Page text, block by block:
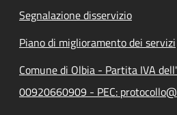
Segnalazione disservizio
Piano di miglioramento dei servizi
Comune di Olbia - Partita IVA
00920660909 - PEC: